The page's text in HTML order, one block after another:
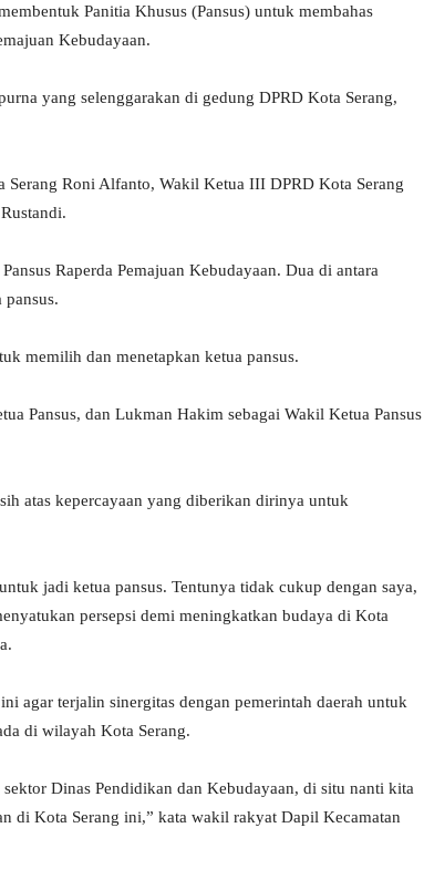
Panitia Khusus (Pansus) untuk membahas
Kebudayaan.
yang selenggarakan di gedung DPRD Kota Serang,
Roni Alfanto, Wakil Ketua III DPRD Kota Serang
Raperda Pemajuan Kebudayaan. Dua di antara
memilih dan menetapkan ketua pansus.
Pansus, dan Lukman Hakim sebagai Wakil Ketua Pansus
atas kepercayaan yang diberikan dirinya untuk
jadi ketua pansus. Tentunya tidak cukup dengan saya,
persepsi demi meningkatkan budaya di Kota
agar terjalin sinergitas dengan pemerintah daerah untuk
di wilayah Kota Serang.
Dinas Pendidikan dan Kebudayaan, di situ nanti kita
di Kota Serang ini,” kata wakil rakyat Dapil Kecamatan